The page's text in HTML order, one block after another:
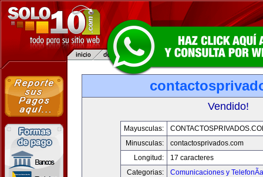
Vendido!
Mayusculas:
Minusculas:
contactosprivados.com
Longitud:
17 caracteres
Categorias:
Comunicaciones y TelefonÃ­a